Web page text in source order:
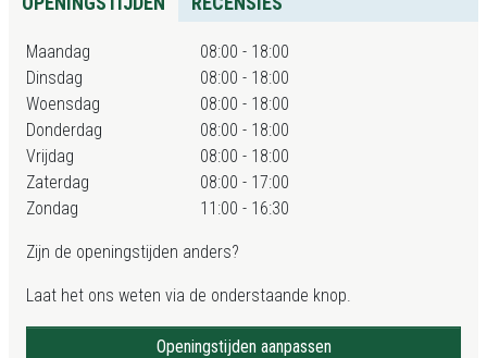
Maandag
08:00 - 18:00
Dinsdag
08:00 - 18:00
Woensdag
08:00 - 18:00
Donderdag
08:00 - 18:00
Vrijdag
08:00 - 18:00
Zaterdag
08:00 - 17:00
Zondag
11:00 - 16:30
Zijn de openingstijden anders?
Laat het ons weten via de onderstaande knop.
Openingstijden aanpassen